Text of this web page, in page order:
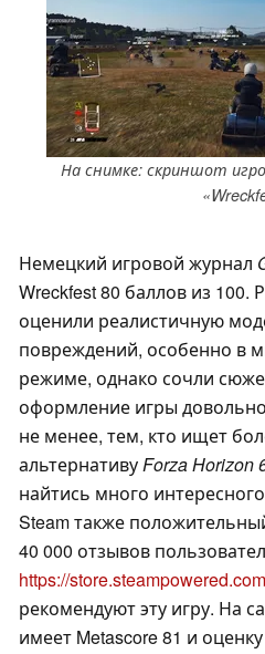
На снимке: скриншот
Немецкий игровой журнал
Wreckfest 80 баллов из 100.
оценили реалистичную
повреждений, особенно в
режиме, однако сочли
оформление игры
не менее, тем, кто ищет
альтернативуForza Horizon
найтись много
Steam также
40 000 отзывов
https://
рекомендуют эту игру. На
имеет Metascore 81 и